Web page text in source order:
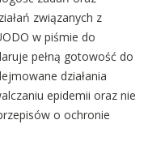
związanych z
w piśmie do
pełną gotowość do
działania
epidemii oraz nie
o ochronie